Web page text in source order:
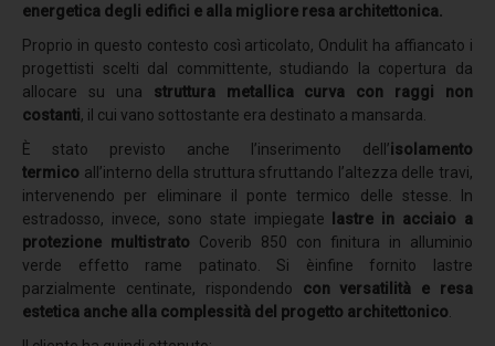
Sistemi isolati e ventilati
Ventilcover
Smart Drain
Stratigrafie
Stratigrafia 1
Stratigrafia 2
Stratigrafia 3
energetica degli edifici e alla migliore resa architettonica.
Proprio in questo contesto così articolato, Ondulit ha affiancato i
progettisti scelti dal committente, studiando la copertura da
allocare su una struttura metallica curva con raggi non
costanti, il cui vano sottostante era destinato a mansarda.
È stato previsto anche l’inserimento dell’isolamento
termico all’interno della struttura sfruttando l’altezza delle travi,
intervenendo per eliminare il ponte termico delle stesse. In
estradosso, invece, sono state impiegate
lastre in acciaio a
protezione multistrato Coverib 850 con finitura in alluminio
verde effetto rame patinato. Si èinfine fornito lastre
parzialmente centinate, rispondendo con versatilità e resa
estetica anche alla complessità del progetto architettonico